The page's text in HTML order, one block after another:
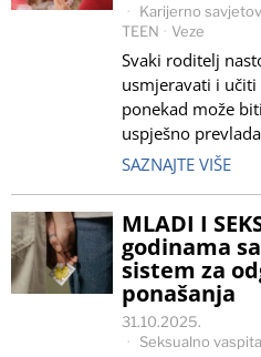
Karijerno
TEEN · Veze
Svaki roditelj
usmjeravati i
ponekad može
uspješno
SAZNAJTE VIŠE
MLADI I
godinama
sistem za
ponašanja
31.10.2025.
Seksualno